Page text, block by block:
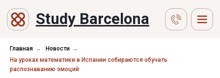
Study Barcelona
Главная → Новости →
На уроках математики в Испании собираются обучать
распознаванию эмоций